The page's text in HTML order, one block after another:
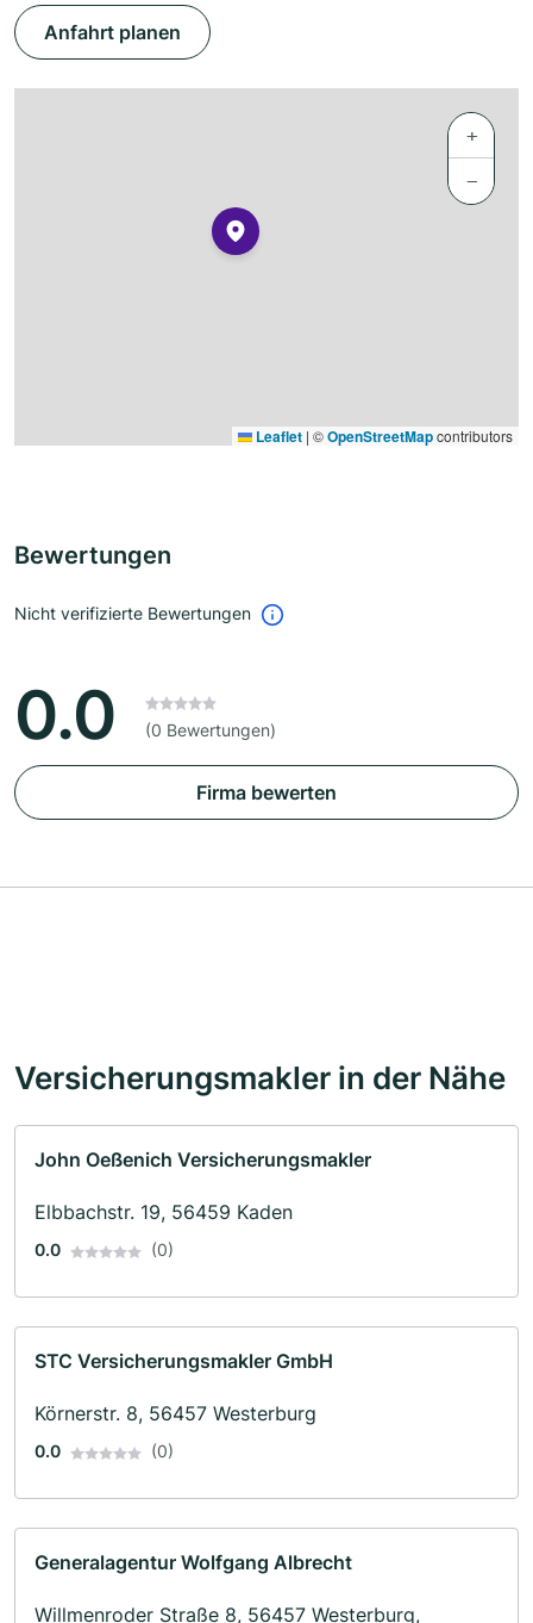
Anfahrt planen
+
−
Leaflet | ©OpenStreetMapcontributors
Bewertungen
Nicht verifizierte Bewertungen
0.0 (0 Bewertungen)
Firma bewerten
Versicherungsmakler in der Nähe
John Oeßenich Versicherungsmakler
Elbbachstr. 19, 56459 Kaden
0.0 (0)
STC Versicherungsmakler GmbH
Körnerstr. 8, 56457 Westerburg
0.0 (0)
Generalagentur Wolfgang Albrecht
Willmenroder Straße 8, 56457 Westerburg,